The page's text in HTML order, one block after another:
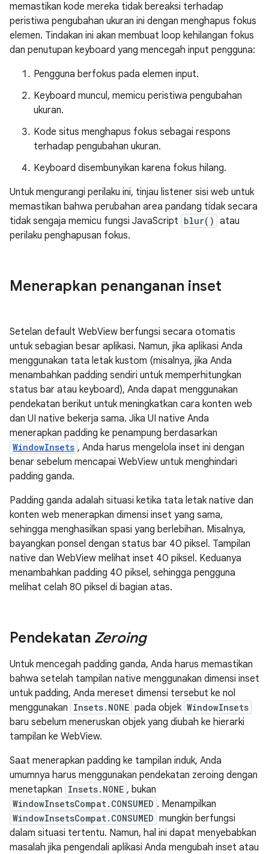
memastikan kode mereka tidak bereaksi terhadap
peristiwa pengubahan ukuran ini dengan menghapus fokus
elemen. Tindakan ini akan membuat loop kehilangan fokus
dan penutupan keyboard yang mencegah input pengguna:
Pengguna berfokus pada elemen input.
Keyboard muncul, memicu peristiwa pengubahan
ukuran.
Kode situs menghapus fokus sebagai respons
terhadap pengubahan ukuran.
Keyboard disembunyikan karena fokus hilang.
Untuk mengurangi perilaku ini, tinjau listener sisi web untuk
memastikan bahwa perubahan area pandang tidak secara
tidak sengaja memicu fungsi JavaScript blur() atau
perilaku penghapusan fokus.
Menerapkan penanganan inset
Setelan default WebView berfungsi secara otomatis
untuk sebagian besar aplikasi. Namun, jika aplikasi Anda
menggunakan tata letak kustom (misalnya, jika Anda
menambahkan padding sendiri untuk memperhitungkan
status bar atau keyboard), Anda dapat menggunakan
pendekatan berikut untuk meningkatkan cara konten web
dan UI native bekerja sama. Jika UI native Anda
menerapkan padding ke penampung berdasarkan
WindowInsets , Anda harus mengelola inset ini dengan
benar sebelum mencapai WebView untuk menghindari
padding ganda.
Padding ganda adalah situasi ketika tata letak native dan
konten web menerapkan dimensi inset yang sama,
sehingga menghasilkan spasi yang berlebihan. Misalnya,
bayangkan ponsel dengan status bar 40 piksel. Tampilan
native dan WebView melihat inset 40 piksel. Keduanya
menambahkan padding 40 piksel, sehingga pengguna
melihat celah 80 piksel di bagian atas.
Pendekatan Zeroing
Untuk mencegah padding ganda, Anda harus memastikan
bahwa setelah tampilan native menggunakan dimensi inset
untuk padding, Anda mereset dimensi tersebut ke nol
menggunakan Insets.NONE pada objek WindowInsets
baru sebelum meneruskan objek yang diubah ke hierarki
tampilan ke WebView.
Saat menerapkan padding ke tampilan induk, Anda
umumnya harus menggunakan pendekatan zeroing dengan
menetapkan Insets.NONE , bukan
WindowInsetsCompat.CONSUMED . Menampilkan
WindowInsetsCompat.CONSUMED mungkin berfungsi
dalam situasi tertentu. Namun, hal ini dapat menyebabkan
masalah jika pengendali aplikasi Anda mengubah inset atau